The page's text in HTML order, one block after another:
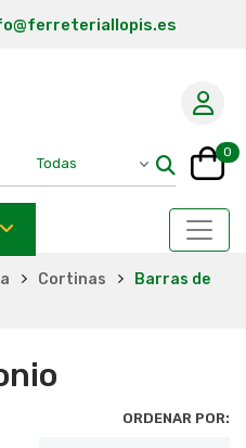
0
Cortinas
Barras de
ORDENAR POR: